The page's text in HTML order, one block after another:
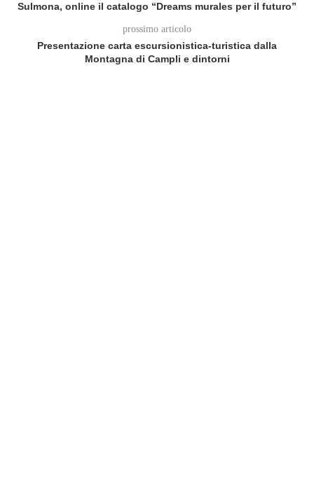
Sulmona, online il catalogo “Dreams murales per il futuro”
prossimo articolo
Presentazione carta escursionistica-turistica dalla
Montagna di Campli e dintorni